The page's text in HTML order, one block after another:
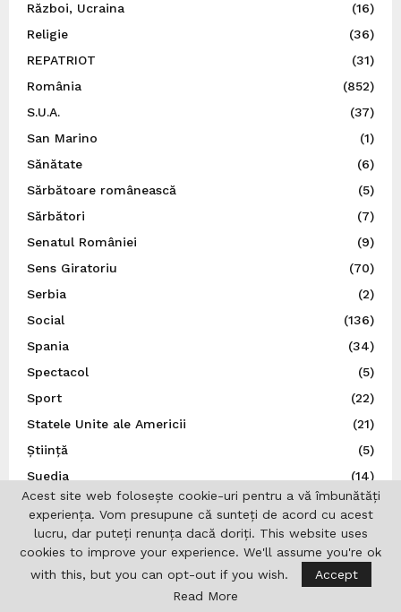
Război, Ucraina
(16)
Religie
(36)
REPATRIOT
(31)
România
(852)
S.U.A.
(37)
San Marino
(1)
Sănătate
(6)
Sărbătoare românească
(5)
Sărbători
(7)
Senatul României
(9)
Sens Giratoriu
(70)
Serbia
(2)
Social
(136)
Spania
(34)
Spectacol
(5)
Sport
(22)
Statele Unite ale Americii
(21)
Știință
(5)
Suedia
(14)
Ţările de Jos
(7)
Teatru
Traducător autorizat
(1)
Turcia
(3)
Acest site web folosește cookie-uri pentru a vă îmbunătăți
experiența. Vom presupune că sunteți de acord cu acest
lucru, dar puteți renunța dacă doriți. This website uses
cookies to improve your experience. We'll assume you're ok
with this, but you can opt-out if you wish.
Accept
Read More